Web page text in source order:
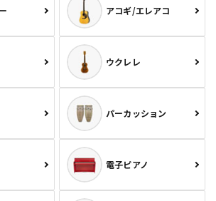
アコギ/エレアコ
ウクレレ
パーカッション
電子ピアノ